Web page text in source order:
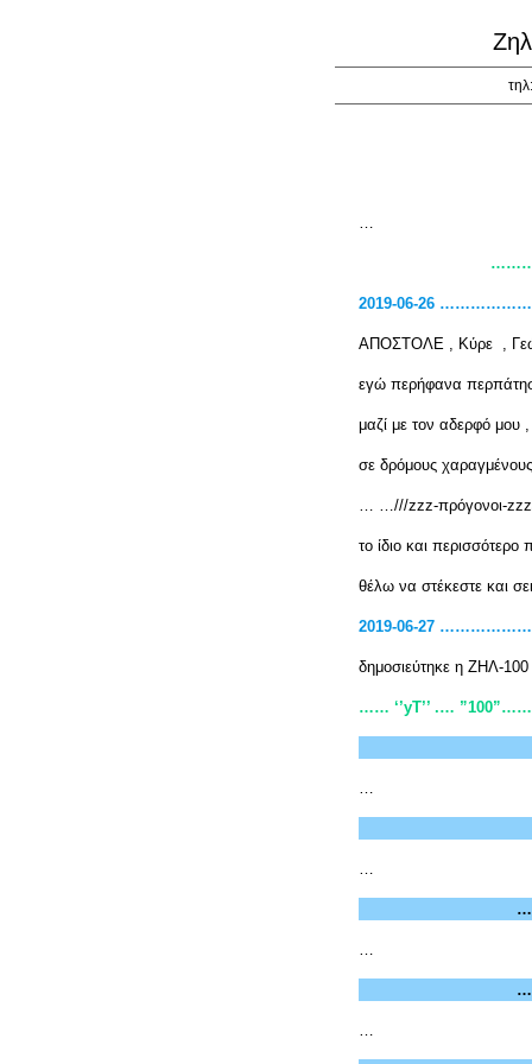
…
2019-06-26
ΑΠΟΣΤΟΛΕ , Κύρε ,
εγώ περήφανα
μαζί με τον αδερφό μου ,
σε δρόμους
… …///zzz-πρόγονοι-
το ίδιο και
θέλω να στέκεστε και
2019-06-27
δημοσιεύτηκε η ΖΗΛ-100
…… ‘’yΤ’’ .…
…
…
…
…